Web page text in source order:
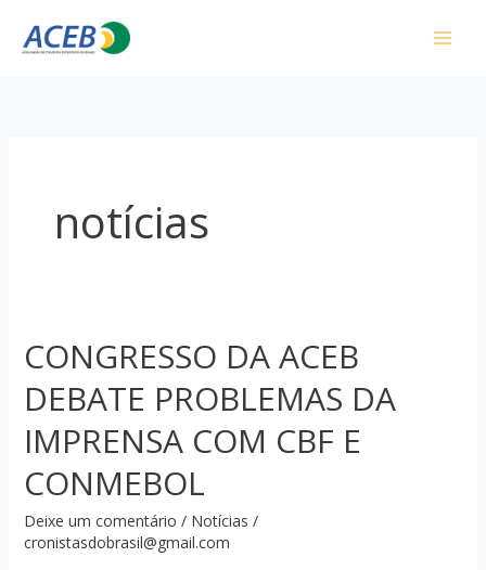
para
notícias
CONGRESSO DA ACEB
DEBATE PROBLEMAS DA
IMPRENSA COM CBF E
CONMEBOL
Deixe um comentário / Notícias /
cronistasdobrasil@gmail.com